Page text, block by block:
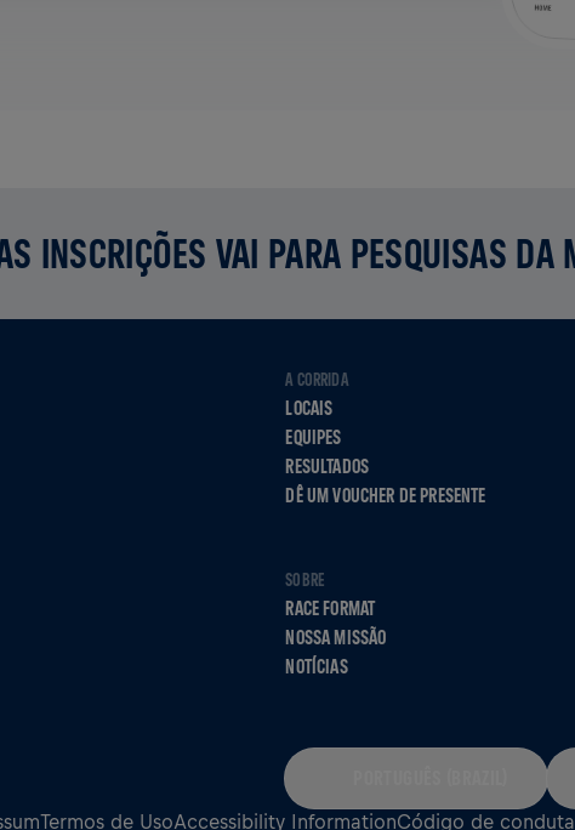
INSCRIÇÕES VAI PARA PESQUISAS DA
A CORRIDA
LOCAIS
EQUIPES
RESULTADOS
DÊ UM VOUCHER DE PRESENTE
SOBRE
RACE FORMAT
NOSSA MISSÃO
NOTÍCIAS
Termos de UsoAccessibility InformationCódigo de conduta